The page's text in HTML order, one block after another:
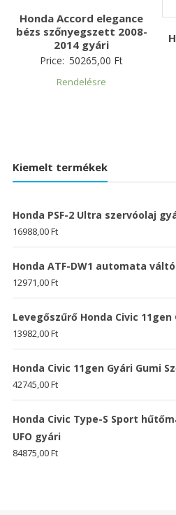
Honda Accord elegance
bézs szőnyegszett 2008-
2014 gyári
Price: 50265,00 Ft
Rendelésre
Kiemelt termékek
Honda PSF-2 Ultra szervóolaj
16988,00Ft
Honda ATF-DW1 automata
12971,00Ft
Levegőszűrő Honda Civic 11gen
13982,00Ft
Honda Civic 11gen Gyári Gumi
42745,00Ft
Honda Civic Type-S Sport
UFO gyári
84875,00Ft